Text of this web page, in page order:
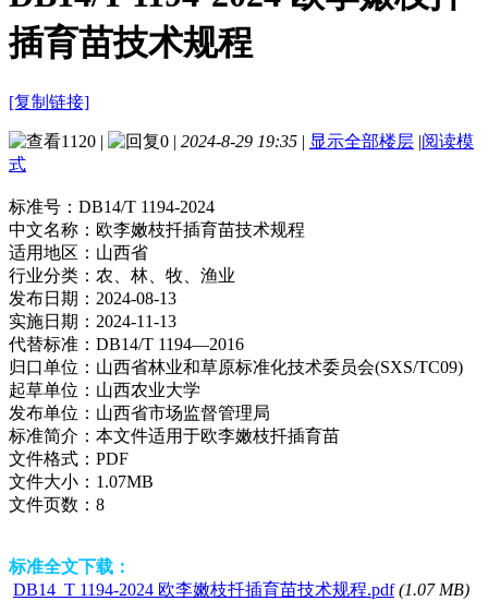
插育苗技术规程
[复制链接]
1120 | 0 | 2024-8-29 19:35 | 显示全部楼层 |阅读模
式
标准号： DB14/T 1194-2024
中文名称： 欧李嫩枝扦插育苗技术规程
适用地区： 山西省
行业分类： 农、林、牧、渔业
发布日期： 2024-08-13
实施日期： 2024-11-13
代替标准： DB14/T 1194—2016
归口单位： 山西省林业和草原标准化技术委员会(SXS/TC09)
起草单位： 山西农业大学
发布单位： 山西省市场监督管理局
标准简介： 本文件适用于欧李嫩枝扦插育苗
文件格式： PDF
文件大小： 1.07MB
文件页数： 8
标准全文下载：
DB14_T 1194-2024 欧李嫩枝扦插育苗技术规程.pdf (1.07 MB)